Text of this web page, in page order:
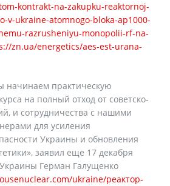
kontrakt-na-zakupku-reaktornoj-
v-ukraine-atomnogo-bloka-ap1000-
razrusheniyu-monopolii-rf-na-
zn.ua/energetics/aes-est-urana-
начинаем практическую
на полный отход от советско-
и сотрудничества с нашими
для усиления
Украины и обновления
заявил еще 17 декабря
Герман Галущенко
ukraine/реактор-